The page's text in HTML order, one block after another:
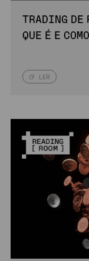
TRADING DE
QUE É E
LER